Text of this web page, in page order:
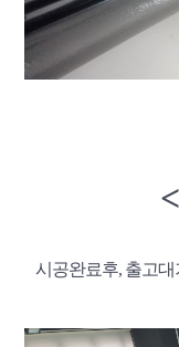
시공완료후, 출고대